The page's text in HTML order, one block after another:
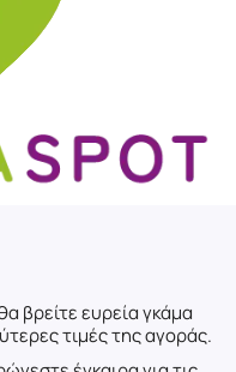
βρείτε ευρεία γκάμα
τιμές της αγοράς.